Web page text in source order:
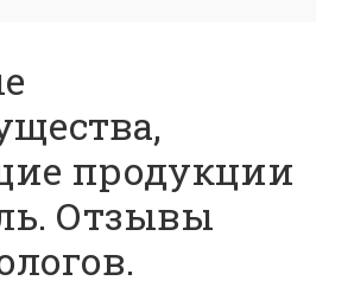
продукции
Отзывы